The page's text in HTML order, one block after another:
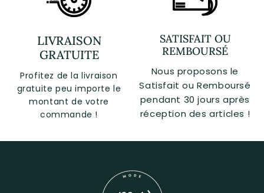
LIVRAISON
GRATUITE
Profitez de la livraison
gratuite peu importe le
montant de votre
commande !
SATISFAIT OU
REMBOURSÉ
Nous proposons le
Satisfait ou Remboursé
pendant 30 jours après
réception des articles !